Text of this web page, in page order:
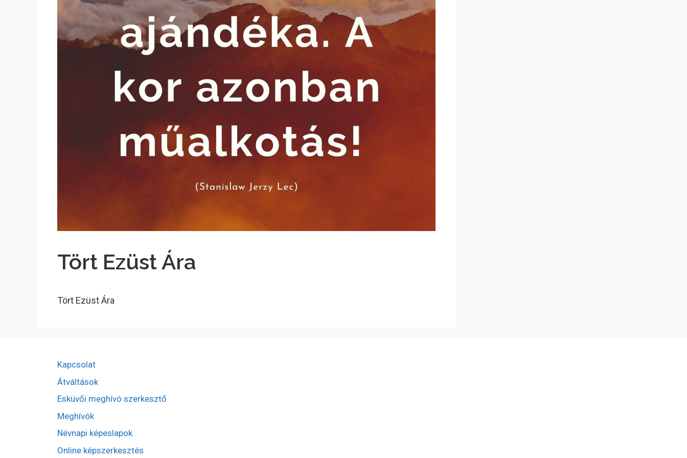
Tört Ezüst Ára
Tört Ezüst Ára
Kapcsolat
Átváltások
Esküvői meghívó szerkesztő
Meghívók
Névnapi képeslapok
Online képszerkesztés